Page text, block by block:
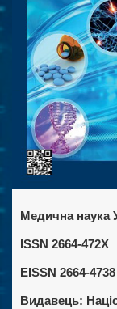
Медична наука
ISSN 2664-472X
EISSN 2664-4738
Видавець: